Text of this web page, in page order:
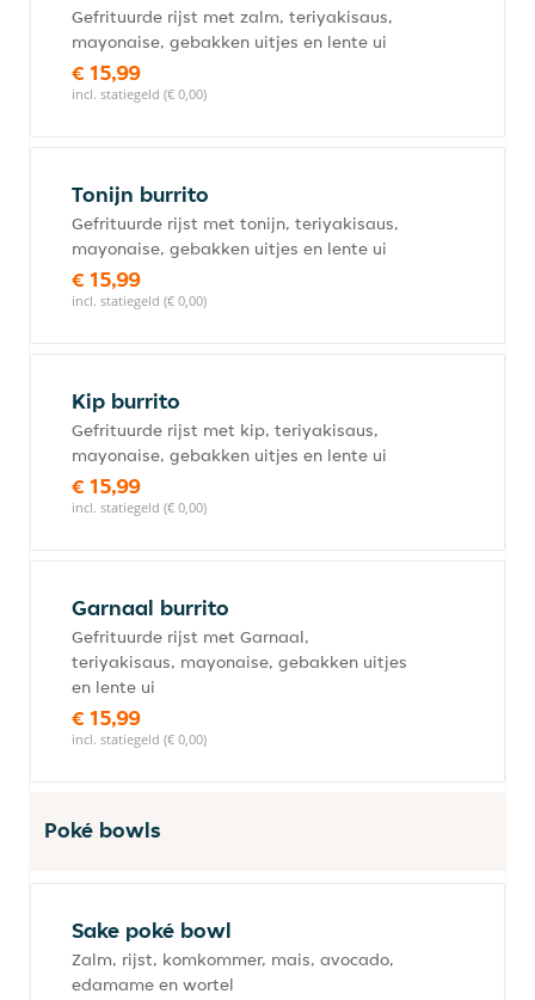
Gefrituurde rijst met zalm, teriyakisaus,
mayonaise, gebakken uitjes en lente ui
€ 15,99
incl. statiegeld (€ 0,00)
Tonijn burrito
Gefrituurde rijst met tonijn, teriyakisaus,
mayonaise, gebakken uitjes en lente ui
€ 15,99
incl. statiegeld (€ 0,00)
Kip burrito
Gefrituurde rijst met kip, teriyakisaus,
mayonaise, gebakken uitjes en lente ui
€ 15,99
incl. statiegeld (€ 0,00)
Garnaal burrito
Gefrituurde rijst met Garnaal,
teriyakisaus, mayonaise, gebakken uitjes
en lente ui
€ 15,99
incl. statiegeld (€ 0,00)
Poké bowls
Sake poké bowl
Zalm, rijst, komkommer, mais, avocado,
edamame en wortel